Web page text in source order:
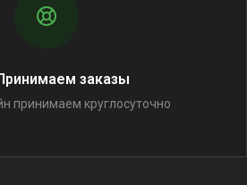
заказы
принимаем круглосуточно